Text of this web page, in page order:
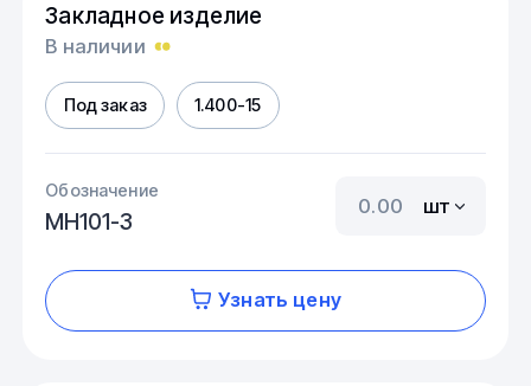
Закладное изделие
В наличии
Под заказ 1.400-15
Обозначение
МН101-3
шт
Узнать цену